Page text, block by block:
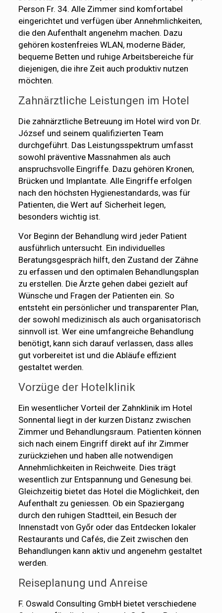
Person Fr. 34. Alle Zimmer sind komfortabel
eingerichtet und verfügen über Annehmlichkeiten,
die den Aufenthalt angenehm machen. Dazu
gehören kostenfreies WLAN, moderne Bäder,
bequeme Betten und ruhige Arbeitsbereiche für
diejenigen, die ihre Zeit auch produktiv nutzen
möchten.
Zahnärztliche Leistungen im Hotel
Die zahnärztliche Betreuung im Hotel wird von Dr.
József und seinem qualifizierten Team
durchgeführt. Das Leistungsspektrum umfasst
sowohl präventive Massnahmen als auch
anspruchsvolle Eingriffe. Dazu gehören Kronen,
Brücken und Implantate. Alle Eingriffe erfolgen
nach den höchsten Hygienestandards, was für
Patienten, die Wert auf Sicherheit legen,
besonders wichtig ist.
Vor Beginn der Behandlung wird jeder Patient
ausführlich untersucht. Ein individuelles
Beratungsgespräch hilft, den Zustand der Zähne
zu erfassen und den optimalen Behandlungsplan
zu erstellen. Die Ärzte gehen dabei gezielt auf
Wünsche und Fragen der Patienten ein. So
entsteht ein persönlicher und transparenter Plan,
der sowohl medizinisch als auch organisatorisch
sinnvoll ist. Wer eine umfangreiche Behandlung
benötigt, kann sich darauf verlassen, dass alles
gut vorbereitet ist und die Abläufe effizient
gestaltet werden.
Vorzüge der Hotelklinik
Ein wesentlicher Vorteil der Zahnklinik im Hotel
Sonnental liegt in der kurzen Distanz zwischen
Zimmer und Behandlungsraum. Patienten können
sich nach einem Eingriff direkt auf ihr Zimmer
zurückziehen und haben alle notwendigen
Annehmlichkeiten in Reichweite. Dies trägt
wesentlich zur Entspannung und Genesung bei.
Gleichzeitig bietet das Hotel die Möglichkeit, den
Aufenthalt zu geniessen. Ob ein Spaziergang
durch den ruhigen Stadtteil, ein Besuch der
Innenstadt von Győr oder das Entdecken lokaler
Restaurants und Cafés, die Zeit zwischen den
Behandlungen kann aktiv und angenehm gestaltet
werden.
Reiseplanung und Anreise
F. Oswald Consulting GmbH bietet verschiedene